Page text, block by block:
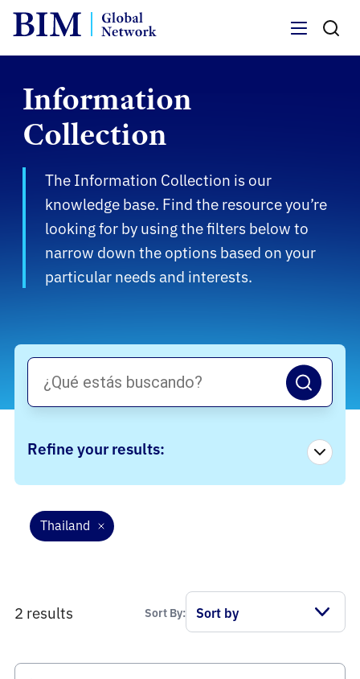
Information
Collection
The Information Collection is our
knowledge base. Find the resource you’re
looking for by using the filters below to
narrow down the options based on your
particular needs and interests.
Refine your results:
Thailand
2 results Sort By: